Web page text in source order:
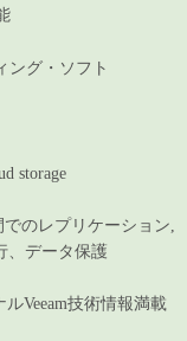
ング・ソフト
storage
のレプリケーション,
、データ保護
Veeam技術情報満載